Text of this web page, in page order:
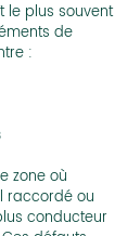
le plus souvent
de
:
zone où
raccordé ou
conducteur